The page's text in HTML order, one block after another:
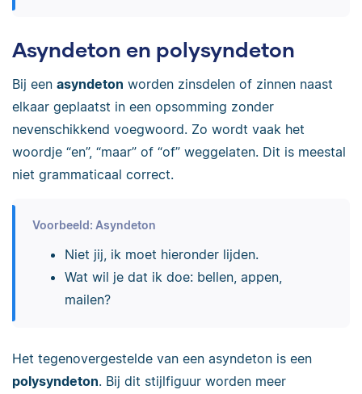
Asyndeton en polysyndeton
Bij een asyndeton worden zinsdelen of zinnen naast
elkaar geplaatst in een opsomming zonder
nevenschikkend voegwoord. Zo wordt vaak het
woordje “en”, “maar” of “of” weggelaten. Dit is meestal
niet grammaticaal correct.
Voorbeeld: Asyndeton
Niet jij, ik moet hieronder lijden.
Wat wil je dat ik doe: bellen, appen,
mailen?
Het tegenovergestelde van een asyndeton is een
polysyndeton. Bij dit stijlfiguur worden meer